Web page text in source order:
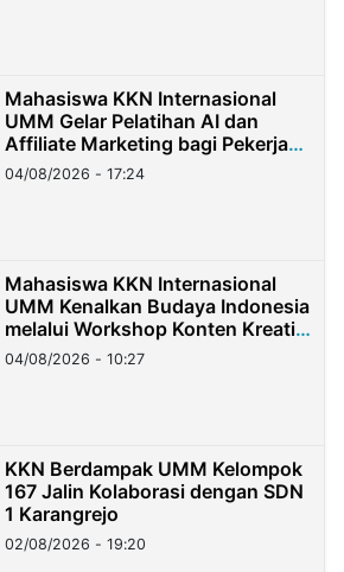
Mahasiswa KKN Internasional
UMM Gelar Pelatihan AI dan
Affiliate Marketing bagi Pekerja
Migran Indonesia di Taiwan
04/08/2026 - 17:24
Mahasiswa KKN Internasional
UMM Kenalkan Budaya Indonesia
melalui Workshop Konten Kreatif
di Taiwan
04/08/2026 - 10:27
KKN Berdampak UMM Kelompok
167 Jalin Kolaborasi dengan SDN
1 Karangrejo
02/08/2026 - 19:20